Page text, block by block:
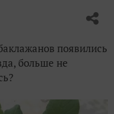
появились
больше не